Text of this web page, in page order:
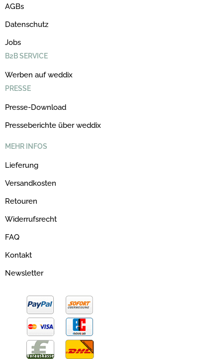
AGBs
Datenschutz
Jobs
B2B SERVICE
Werben auf weddix
PRESSE
Presse-Download
Presseberichte über weddix
MEHR INFOS
Lieferung
Versandkosten
Retouren
Widerrufsrecht
FAQ
Kontakt
Newsletter